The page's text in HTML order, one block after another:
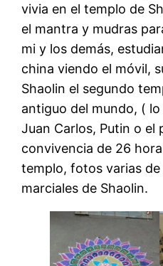
vivia en el templo de
el mantra y mudras
mi y los demás,
china viendo el móvil,
Shaolin el segundo
antiguo del mundo, (
Juan Carlos, Putin o el
convivencia de 26
templo, fotos varias
marciales de Shaolin.